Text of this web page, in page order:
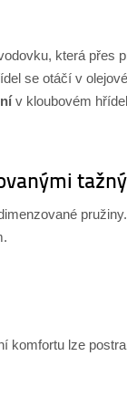
která přes
se otáčí v
v kloubovém
komfortu lze